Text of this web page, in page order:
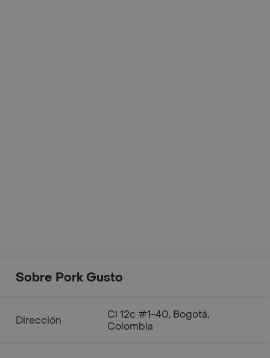
Sobre Pork Gusto
Dirección
Cl 12c #1-40, Bogotá,
Colombia